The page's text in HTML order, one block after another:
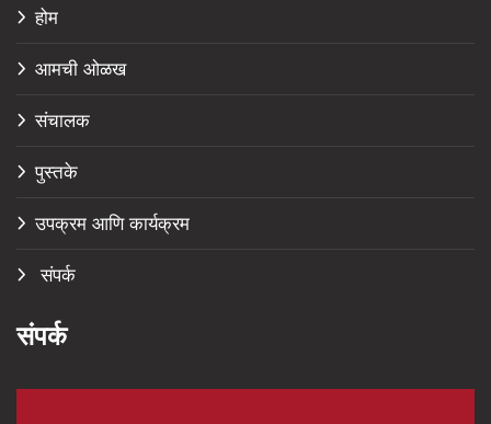
होम
आमची ओळख
संचालक
पुस्तके
उपक्रम आणि कार्यक्रम
संपर्क
संपर्क